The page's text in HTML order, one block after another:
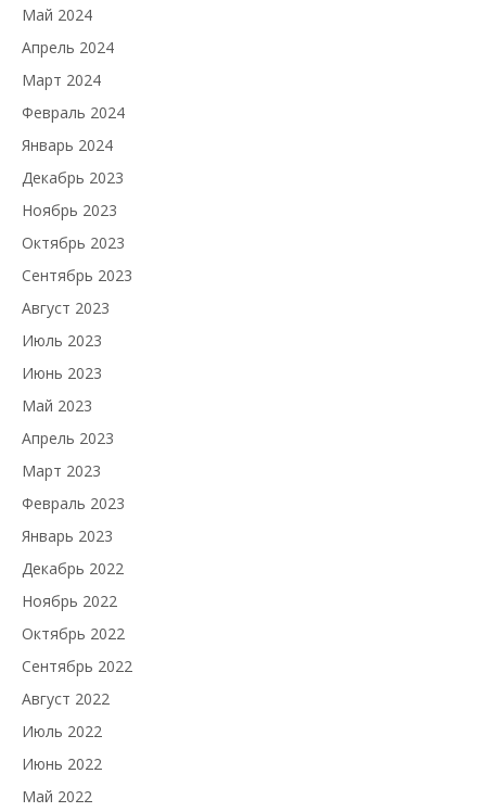
Май 2024
Апрель 2024
Март 2024
Февраль 2024
Январь 2024
Декабрь 2023
Ноябрь 2023
Октябрь 2023
Сентябрь 2023
Август 2023
Июль 2023
Июнь 2023
Май 2023
Апрель 2023
Март 2023
Февраль 2023
Январь 2023
Декабрь 2022
Ноябрь 2022
Октябрь 2022
Сентябрь 2022
Август 2022
Июль 2022
Июнь 2022
Май 2022